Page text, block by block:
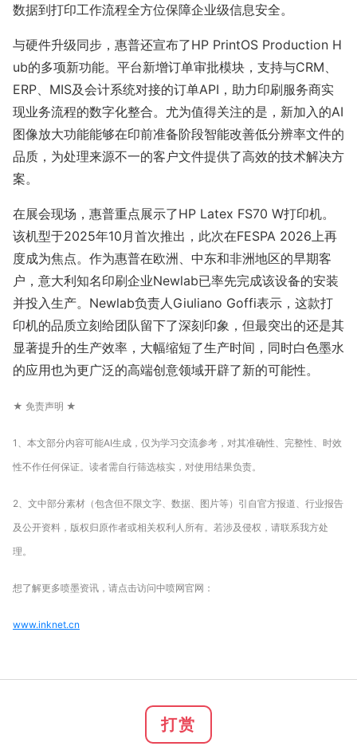
数据到打印工作流程全方位保障企业级信息安全。
与硬件升级同步，惠普还宣布了HP PrintOS Production H
ub的多项新功能。平台新增订单审批模块，支持与CRM、
ERP、MIS及会计系统对接的订单API，助力印刷服务商实
现业务流程的数字化整合。尤为值得关注的是，新加入的AI
图像放大功能能够在印前准备阶段智能改善低分辨率文件的
品质，为处理来源不一的客户文件提供了高效的技术解决方
案。
在展会现场，惠普重点展示了HP Latex FS70 W打印机。
该机型于2025年10月首次推出，此次在FESPA 2026上再
度成为焦点。作为惠普在欧洲、中东和非洲地区的早期客
户，意大利知名印刷企业Newlab已率先完成该设备的安装
并投入生产。Newlab负责人Giuliano Goffi表示，这款打
印机的品质立刻给团队留下了深刻印象，但最突出的还是其
显著提升的生产效率，大幅缩短了生产时间，同时白色墨水
的应用也为更广泛的高端创意领域开辟了新的可能性。
★ 免责声明 ★
1、本文部分内容可能AI生成，仅为学习交流参考，对其准确性、完整性、时效
性不作任何保证。读者需自行筛选核实，对使用结果负责。
2、文中部分素材（包含但不限文字、数据、图片等）引自官方报道、行业报告
及公开资料，版权归原作者或相关权利人所有。若涉及侵权，请联系我方处
理。
想了解更多喷墨资讯，请点击访问中喷网官网：
www.inknet.cn
打赏